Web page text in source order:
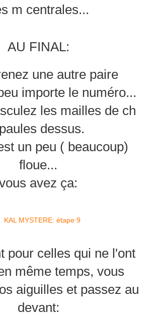
m centrales...
AU FINAL:
une autre paire
importe le numéro...
les mailles de ch
dessus.
un peu ( beaucoup)
floue...
avez ça:
pour celles qui ne l'ont
même temps, vous
aiguilles et passez au
devant: